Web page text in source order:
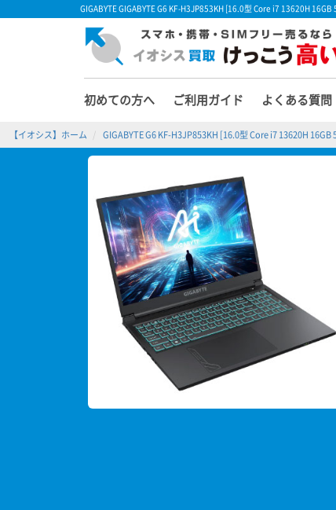
GIGABYTE GIGABYTE G6 KF-H3JP853KH [16.0型 Core i7 13620H
初めての方へ ご利用ガイド よくある質問
【イオシス】ホーム GIGABYTE G6 KF-H3JP853KH [16.0型 Core i7 13620H